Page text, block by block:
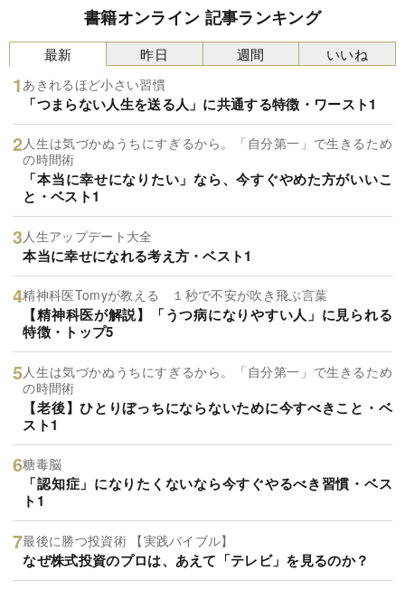
書籍オンライン 記事ランキング
最新
あきれるほど小さい習慣
「つまらない人生を送る人」に共通する特徴・ワースト1
人生は気づかぬうちにすぎるから。「自分第一」で生きるため
の時間術
「本当に幸せになりたい」なら、今すぐやめた方がいいこ
と・ベスト1
人生アップデート大全
本当に幸せになれる考え方・ベスト1
精神科医Tomyが教える １秒で不安が吹き飛ぶ言葉
【精神科医が解説】「うつ病になりやすい人」に見られる
特徴・トップ5
人生は気づかぬうちにすぎるから。「自分第一」で生きるため
の時間術
【老後】ひとりぼっちにならないために今すべきこと・ベ
スト1
糖毒脳
「認知症」になりたくないなら今すぐやるべき習慣・ベス
ト1
最後に勝つ投資術 【実践バイブル】
なぜ株式投資のプロは、あえて「テレビ」を見るのか？
昨日 週間 いいね